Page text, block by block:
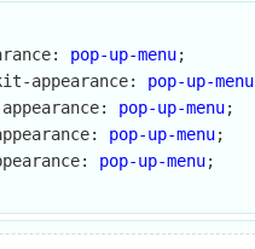
pop-up-menu;
appearance:
pop-up-menu
appearance:
pop-up-menu;
appearance:
pop-up-menu;
appearance:
pop-up-menu;